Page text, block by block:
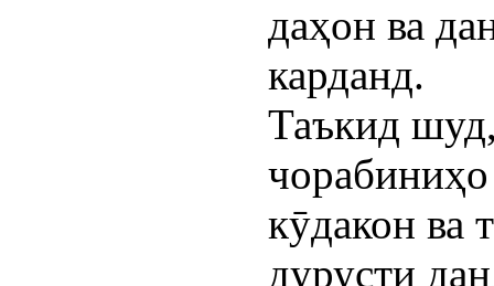
даҳон ва
карданд.
Таъкид
кӯдакон ва
дурусти